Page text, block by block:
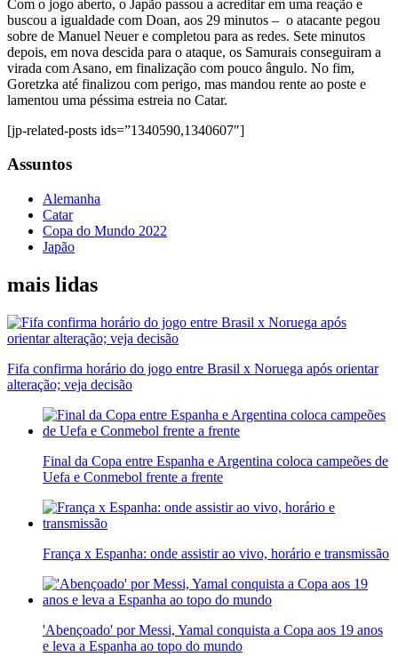
Com o jogo aberto, o Japão passou a acreditar em uma reação e
buscou a igualdade com Doan, aos 29 minutos – o atacante pegou
sobre de Manuel Neuer e completou para as redes. Sete minutos
depois, em nova descida para o ataque, os Samurais conseguiram a
virada com Asano, em finalização com pouco ângulo. No fim,
Goretzka até finalizou com perigo, mas mandou rente ao poste e
lamentou uma péssima estreia no Catar.
[jp-related-posts ids=”1340590,1340607″]
Assuntos
Alemanha
Catar
Copa do Mundo 2022
Japão
mais lidas
Fifa confirma horário do jogo entre Brasil x Noruega após orientar
alteração; veja decisão
Final da Copa entre Espanha e Argentina coloca campeões de
Uefa e Conmebol frente a frente
França x Espanha: onde assistir ao vivo, horário e transmissão
'Abençoado' por Messi, Yamal conquista a Copa aos 19 anos
e leva a Espanha ao topo do mundo